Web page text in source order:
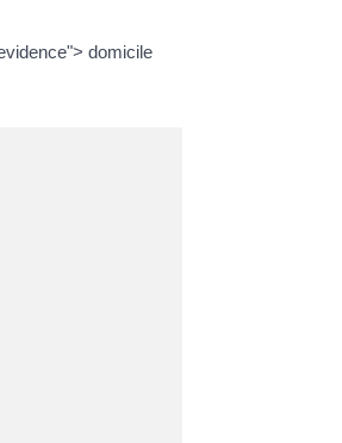
domicile